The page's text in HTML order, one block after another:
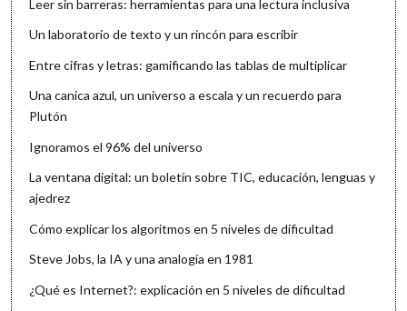
Leer sin barreras: herramientas para una lectura inclusiva
Un laboratorio de texto y un rincón para escribir
Entre cifras y letras: gamificando las tablas de multiplicar
Una canica azul, un universo a escala y un recuerdo para
Plutón
Ignoramos el 96% del universo
La ventana digital: un boletín sobre TIC, educación, lenguas y
ajedrez
Cómo explicar los algoritmos en 5 niveles de dificultad
Steve Jobs, la IA y una analogía en 1981
¿Qué es Internet?: explicación en 5 niveles de dificultad